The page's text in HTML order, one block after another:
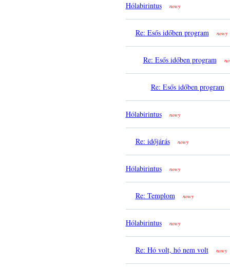
Hólabirintus nowy
Re: Esős időben program nowy
Re: Esős időben program
Re: Esős időben program
Hólabirintus nowy
Re: időjárás nowy
Hólabirintus nowy
Re: Templom nowy
Hólabirintus nowy
Re: Hó volt, hó nem volt nowy